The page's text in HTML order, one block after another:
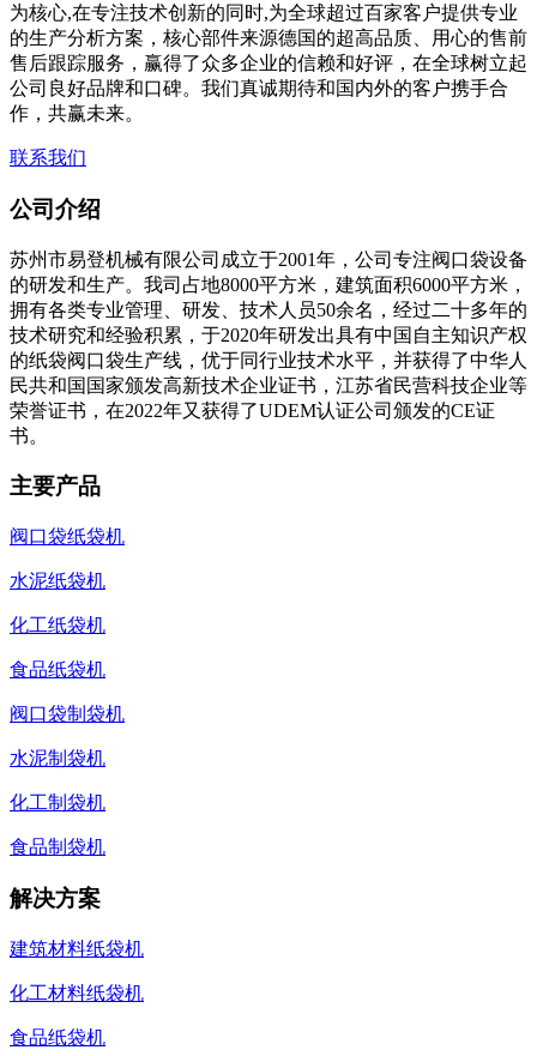
为核心,在专注技术创新的同时,为全球超过百家客户提供专业
的生产分析方案，核心部件来源德国的超高品质、用心的售前
售后跟踪服务，赢得了众多企业的信赖和好评，在全球树立起
公司良好品牌和口碑。我们真诚期待和国内外的客户携手合
作，共赢未来。
联系我们
公司介绍
苏州市易登机械有限公司成立于2001年，公司专注阀口袋设备
的研发和生产。我司占地8000平方米，建筑面积6000平方米，
拥有各类专业管理、研发、技术人员50余名，经过二十多年的
技术研究和经验积累，于2020年研发出具有中国自主知识产权
的纸袋阀口袋生产线，优于同行业技术水平，并获得了中华人
民共和国国家颁发高新技术企业证书，江苏省民营科技企业等
荣誉证书，在2022年又获得了UDEM认证公司颁发的CE证
书。
主要产品
阀口袋纸袋机
水泥纸袋机
化工纸袋机
食品纸袋机
阀口袋制袋机
水泥制袋机
化工制袋机
食品制袋机
解决方案
建筑材料纸袋机
化工材料纸袋机
食品纸袋机